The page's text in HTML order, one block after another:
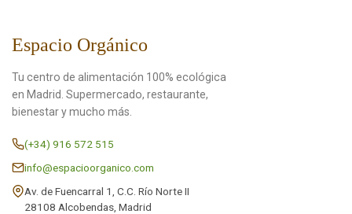
Espacio Orgánico
Tu centro de alimentación 100% ecológica
en Madrid. Supermercado, restaurante,
bienestar y mucho más.
(+34) 916 572 515
info@espacioorganico.com
Av. de Fuencarral 1, C.C. Río Norte II
28108 Alcobendas, Madrid